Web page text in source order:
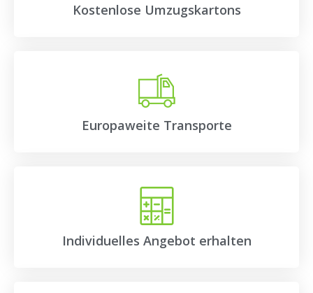
Kostenlose Umzugskartons
Europaweite Transporte
Individuelles Angebot erhalten